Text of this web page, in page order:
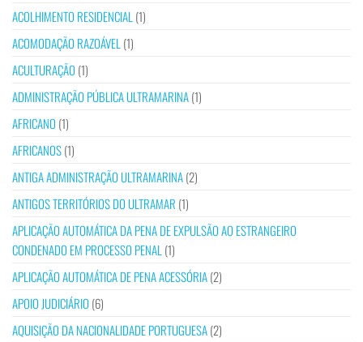
ACOLHIMENTO RESIDENCIAL (1)
ACOMODAÇÃO RAZOÁVEL (1)
ACULTURAÇÃO (1)
ADMINISTRAÇÃO PÚBLICA ULTRAMARINA(1)
AFRICANO (1)
AFRICANOS(1)
ANTIGA ADMINISTRAÇÃO ULTRAMARINA(2)
ANTIGOS TERRITÓRIOS DO ULTRAMAR (1)
APLICAÇÃO AUTOMÁTICA DA PENA DE EXPULSÃO AO ESTRANGEIRO
CONDENADO EM PROCESSO PENAL (1)
APLICAÇÃO AUTOMÁTICA DE PENA ACESSÓRIA(2)
APOIO JUDICIÁRIO (6)
AQUISIÇÃO DA NACIONALIDADE PORTUGUESA(2)